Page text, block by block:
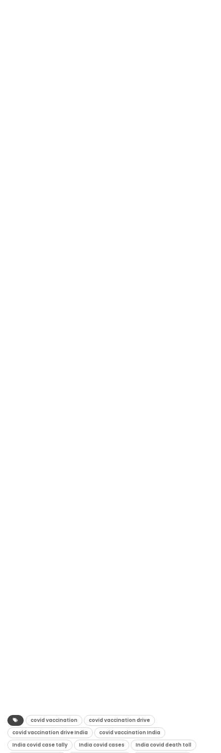
covid vaccination
covid vaccination drive
covid vaccination drive India
covid vaccination India
India covid case tally
India covid cases
India covid death toll